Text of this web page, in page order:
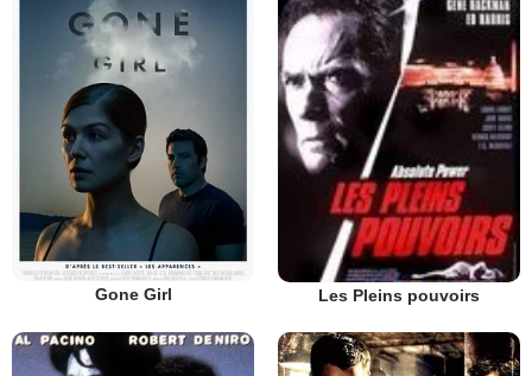
Gone Girl Les Pleins pouvoirs